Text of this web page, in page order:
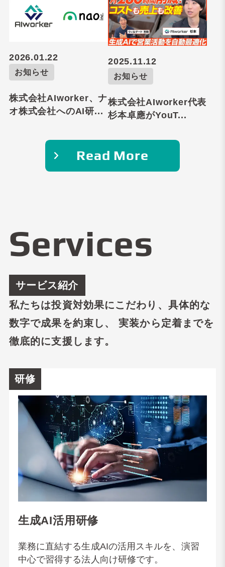
2026.01.22
お知らせ
株式会社AIworker、ナ
オ株式会社へのAI研...
2025.11.12
お知らせ
株式会社AIworker代表
杉本卓應がYouT...
Read More
Services
サービス紹介
私たちは投資対効果にこだわり、具体的な
数字で成果を約束し、
実装から定着までを
徹底的に支援します。
研修
生成AI活用研修
業務に直結する生成AIの活用スキルを、演習
中心で習得する法人向け研修です。